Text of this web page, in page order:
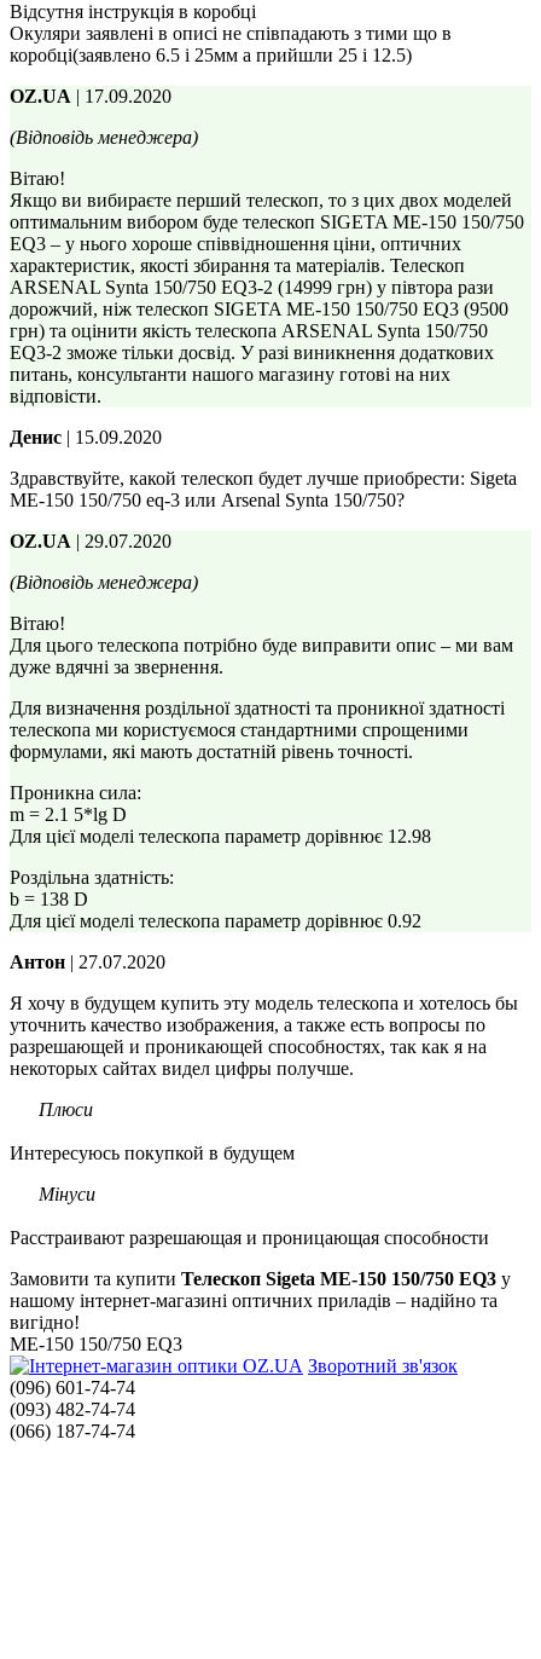
Відсутня інструкція в коробці
Окуляри заявлені в описі не співпадають з тими що в
коробці(заявлено 6.5 і 25мм а прийшли 25 і 12.5)
OZ.UA | 17.09.2020
(Відповідь менеджера)
Вітаю!
Якщо ви вибираєте перший телескоп, то з цих двох моделей
оптимальним вибором буде телескоп SIGETA ME-150 150/750
EQ3 – у нього хороше співвідношення ціни, оптичних
характеристик, якості збирання та матеріалів. Телескоп
ARSENAL Synta 150/750 EQ3-2 (14999 грн) у півтора рази
дорожчий, ніж телескоп SIGETA ME-150 150/750 EQ3 (9500
грн) та оцінити якість телескопа ARSENAL Synta 150/750
EQ3-2 зможе тільки досвід. У разі виникнення додаткових
питань, консультанти нашого магазину готові на них
відповісти.
Денис | 15.09.2020
Здравствуйте, какой телескоп будет лучше приобрести: Sigeta
ME-150 150/750 eq-3 или Arsenal Synta 150/750?
OZ.UA | 29.07.2020
(Відповідь менеджера)
Вітаю!
Для цього телескопа потрібно буде виправити опис – ми вам
дуже вдячні за звернення.
Для визначення роздільної здатності та проникної здатності
телескопа ми користуємося стандартними спрощеними
формулами, які мають достатній рівень точності.
Проникна сила:
m = 2.1 5*lg D
Для цієї моделі телескопа параметр дорівнює 12.98
Роздільна здатність:
b = 138 D
Для цієї моделі телескопа параметр дорівнює 0.92
Антон | 27.07.2020
Я хочу в будущем купить эту модель телескопа и хотелось бы
уточнить качество изображения, а также есть вопросы по
разрешающей и проникающей способностях, так как я на
некоторых сайтах видел цифры получше.
Плюси
Интересуюсь покупкой в будущем
Мінуси
Расстраивают разрешающая и проницающая способности
Замовити та купити Телескоп Sigeta ME-150 150/750 EQ3 у
нашому інтернет-магазині оптичних приладів – надійно та
вигідно!
ME-150 150/750 EQ3
Зворотний зв'язок
(096) 601-74-74
(093) 482-74-74
(066) 187-74-74